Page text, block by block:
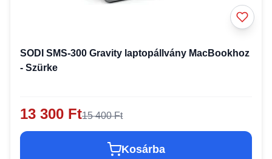
SODI SMS-300 Gravity laptopállvány MacBookhoz
- Szürke
13 300 Ft15 400 Ft
Kosárba